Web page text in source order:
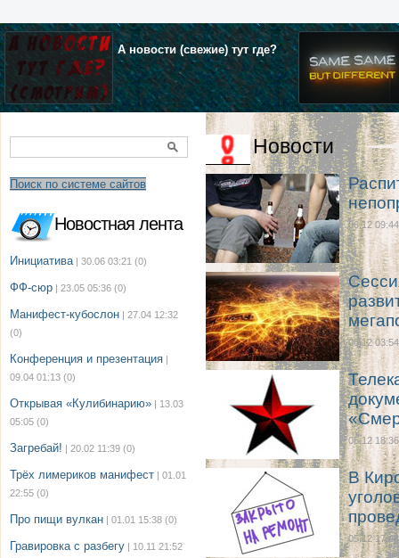
А новости (свежие) тут где?
Поиск по системе сайтов
Новостная лента
Инициатива | 30.06 03:21 (0)
ФФ-сюр | 23.05 05:36 (0)
Манифест-кубослон | 27.04 12:32
(0)
Конференция и презентация |
09.04 01:13 (0)
Открывая «Кулибинарию» | 13.03
05:05 (0)
Загребай! | 20.02 11:39 (0)
Трёх лимериков манифест | 01.01
22:55 (0)
Про пищи вулкан | 01.01 15:38 (0)
Гравировка с разбегу | 10.11 21:52
Новости
06.12 09:44
06.12 03:54
05.12 18:36
В
05.12 17:44